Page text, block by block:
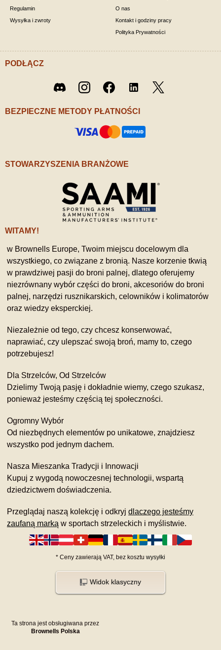
Regulamin
Wysyłka i zwroty
O nas
Kontakt i godziny pracy
Polityka Prywatności
PODŁĄCZ
Discord Instagram Facebook LinkedIn
BEZPIECZNE METODY PŁATNOŚCI
STOWARZYSZENIA BRANŻOWE
WITAMY!
w Brownells Europe, Twoim miejscu docelowym dla
wszystkiego, co związane z bronią. Nasze korzenie tkwią
w prawdziwej pasji do broni palnej, dlatego oferujemy
niezrównany wybór części do broni, akcesoriów do broni
palnej, narzędzi rusznikarskich, celowników i kolimatorów
oraz wiedzy eksperckiej.
Niezależnie od tego, czy chcesz konserwować,
naprawiać, czy ulepszać swoją broń, mamy to, czego
potrzebujesz!
Dla Strzelców, Od Strzelców
Dzielimy Twoją pasję i dokładnie wiemy, czego szukasz,
ponieważ jesteśmy częścią tej społeczności.
Ogromny Wybór
Od niezbędnych elementów po unikatowe, znajdziesz
wszystko pod jednym dachem.
Nasza Mieszanka Tradycji i Innowacji
Kupuj z wygodą nowoczesnej technologii, wspartą
dziedzictwem doświadczenia.
Przeglądaj naszą kolekcję i odkryj dlaczego jesteśmy
zaufaną marką w sportach strzeleckich i myślistwie.
* Ceny zawierają VAT, bez kosztu wysyłki
Widok klasyczny
Ta strona jest obsługiwana przez
Brownells Polska